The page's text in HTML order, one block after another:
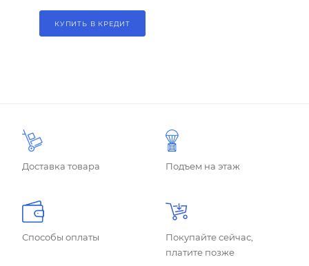
КУПИТЬ В КРЕДИТ
Доставка товара Подъем на этаж
Способы оплаты
Покупайте сейчас,
платите позже